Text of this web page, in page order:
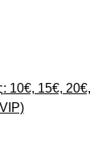
10€, 15€, 20€,